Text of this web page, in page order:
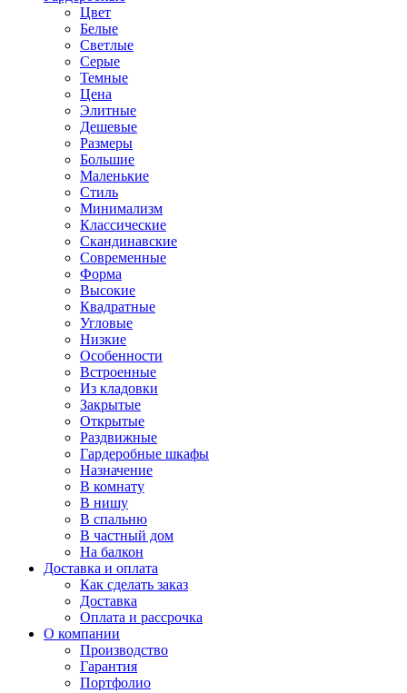
Цвет
Белые
Светлые
Серые
Темные
Цена
Элитные
Дешевые
Размеры
Большие
Маленькие
Стиль
Минимализм
Классические
Скандинавские
Современные
Форма
Высокие
Квадратные
Угловые
Низкие
Особенности
Встроенные
Из кладовки
Закрытые
Открытые
Раздвижные
Гардеробные шкафы
Назначение
В комнату
В нишу
В спальню
В частный дом
На балкон
Доставка и оплата
Как сделать заказ
Доставка
Оплата и рассрочка
О компании
Производство
Гарантия
Портфолио